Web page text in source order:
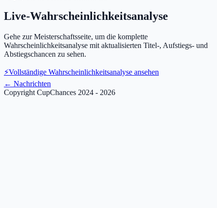
Live-Wahrscheinlichkeitsanalyse
Gehe zur Meisterschaftsseite, um die komplette
Wahrscheinlichkeitsanalyse mit aktualisierten Titel-, Aufstiegs- und
Abstiegschancen zu sehen.
⚡Vollständige Wahrscheinlichkeitsanalyse ansehen
← Nachrichten
Copyright CupChances 2024 - 2026